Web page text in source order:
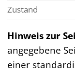
Zustand
Hinweis zur
angegebene
einer